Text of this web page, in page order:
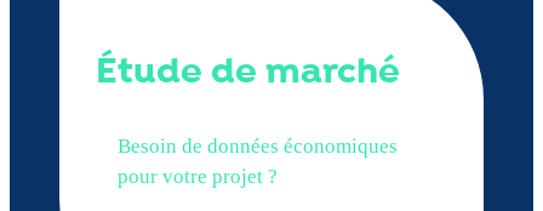
Étude de marché
Besoin de données économiques
pour votre projet ?